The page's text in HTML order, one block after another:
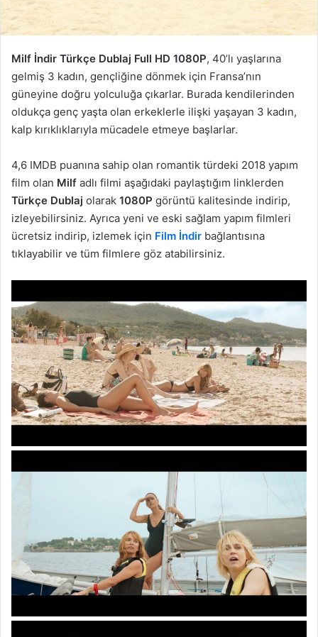
Milf İndir Türkçe Dublaj Full HD 1080P, 40’lı yaşlarına
gelmiş 3 kadın, gençliğine dönmek için Fransa’nın
güneyine doğru yolculuğa çıkarlar. Burada kendilerinden
oldukça genç yaşta olan erkeklerle ilişki yaşayan 3 kadın,
kalp kırıklıklarıyla mücadele etmeye başlarlar.
4,6 IMDB puanına sahip olan romantik türdeki 2018 yapım
film olan Milf adlı filmi aşağıdaki paylaştığım linklerden
Türkçe Dublaj olarak 1080P görüntü kalitesinde indirip,
izleyebilirsiniz. Ayrıca yeni ve eski sağlam yapım filmleri
ücretsiz indirip, izlemek için Film İndir bağlantısına
tıklayabilir ve tüm filmlere göz atabilirsiniz.